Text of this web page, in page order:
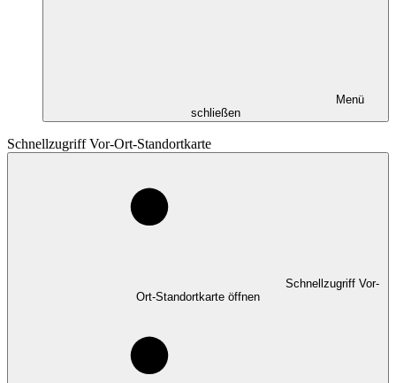
Menü
schließen
Schnellzugriff Vor-Ort-Standortkarte
Schnellzugriff Vor-
Ort-Standortkarte öffnen